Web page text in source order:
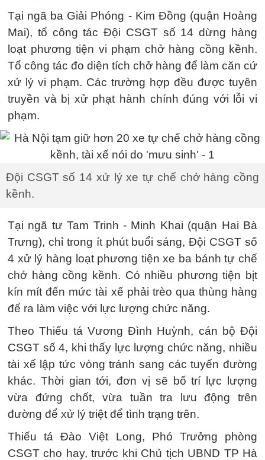
Tại ngã ba Giải Phóng - Kim Đồng (quận Hoàng
Mai), tổ công tác Đội CSGT số 14 dừng hàng
loạt phương tiện vi phạm chở hàng cồng kềnh.
Tổ công tác đo diện tích chở hàng để làm căn cứ
xử lý vi phạm. Các trường hợp đều được tuyên
truyền và bị xử phạt hành chính đúng với lỗi vi
phạm.
Đội CSGT số 14 xử lý xe tự chế chở hàng cồng
kềnh.
Tại ngã tư Tam Trinh - Minh Khai (quận Hai Bà
Trưng), chỉ trong ít phút buổi sáng, Đội CSGT số
4 xử lý hàng loạt phương tiện xe ba bánh tự chế
chở hàng cồng kềnh. Có nhiều phương tiện bịt
kín mít đến mức tài xế phải trèo qua thùng hàng
để ra làm việc với lực lượng chức năng.
Theo Thiếu tá Vương Đình Huỳnh, cán bộ Đội
CSGT số 4, khi thấy lực lượng chức năng, nhiều
tài xế lập tức vòng tránh sang các tuyến đường
khác. Thời gian tới, đơn vị sẽ bố trí lực lượng
vừa đứng chốt, vừa tuần tra lưu động trên
đường để xử lý triệt để tình trạng trên.
Thiếu tá Đào Việt Long, Phó Trưởng phòng
CSGT cho hay, trước khi Chủ tịch UBND TP Hà